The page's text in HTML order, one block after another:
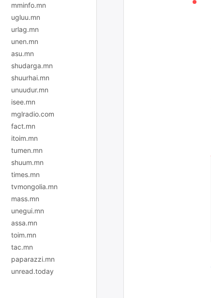
mminfo.mn
ugluu.mn
urlag.mn
unen.mn
asu.mn
shudarga.mn
shuurhai.mn
unuudur.mn
isee.mn
mglradio.com
fact.mn
itoim.mn
tumen.mn
shuum.mn
times.mn
tvmongolia.mn
mass.mn
unegui.mn
assa.mn
toim.mn
tac.mn
paparazzi.mn
unread.today